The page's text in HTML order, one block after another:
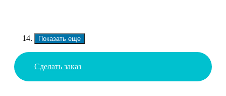
Показать еще
Сделать заказ